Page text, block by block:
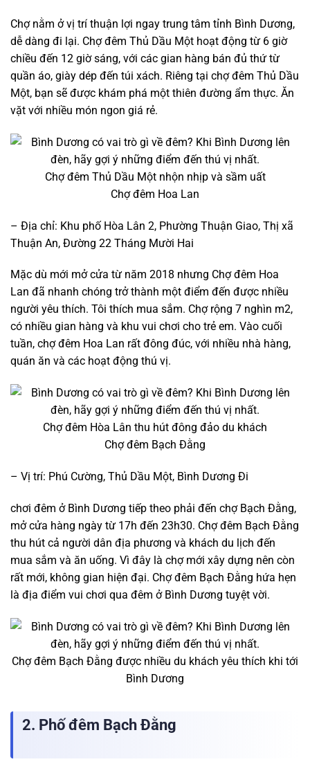
Chợ nằm ở vị trí thuận lợi ngay trung tâm tỉnh Bình Dương,
dễ dàng đi lại. Chợ đêm Thủ Dầu Một hoạt động từ 6 giờ
chiều đến 12 giờ sáng, với các gian hàng bán đủ thứ từ
quần áo, giày dép đến túi xách. Riêng tại chợ đêm Thủ Dầu
Một, bạn sẽ được khám phá một thiên đường ẩm thực. Ăn
vặt với nhiều món ngon giá rẻ.
Chợ đêm Thủ Dầu Một nhộn nhịp và sầm uất
Chợ đêm Hoa Lan
– Địa chỉ: Khu phố Hòa Lân 2, Phường Thuận Giao, Thị xã
Thuận An, Đường 22 Tháng Mười Hai
Mặc dù mới mở cửa từ năm 2018 nhưng Chợ đêm Hoa
Lan đã nhanh chóng trở thành một điểm đến được nhiều
người yêu thích. Tôi thích mua sắm. Chợ rộng 7 nghìn m2,
có nhiều gian hàng và khu vui chơi cho trẻ em. Vào cuối
tuần, chợ đêm Hoa Lan rất đông đúc, với nhiều nhà hàng,
quán ăn và các hoạt động thú vị.
Chợ đêm Hòa Lân thu hút đông đảo du khách
Chợ đêm Bạch Đằng
– Vị trí: Phú Cường, Thủ Dầu Một, Bình Dương Đi
chơi đêm ở Bình Dương tiếp theo phải đến chợ Bạch Đằng,
mở cửa hàng ngày từ 17h đến 23h30. Chợ đêm Bạch Đằng
thu hút cả người dân địa phương và khách du lịch đến
mua sắm và ăn uống. Vì đây là chợ mới xây dựng nên còn
rất mới, không gian hiện đại. Chợ đêm Bạch Đằng hứa hẹn
là địa điểm vui chơi qua đêm ở Bình Dương tuyệt vời.
Chợ đêm Bạch Đằng được nhiều du khách yêu thích khi tới
Bình Dương
2. Phố đêm Bạch Đằng